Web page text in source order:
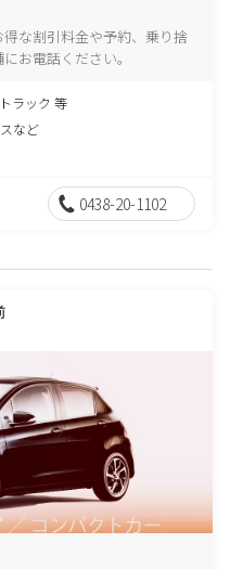
な割引料金や予約、乗り捨
お電話ください。
ラック 等
など
0438-20-1102